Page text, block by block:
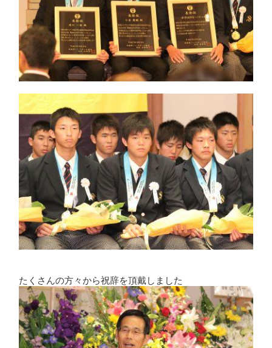
たくさんの方々から祝辞を頂戴しました